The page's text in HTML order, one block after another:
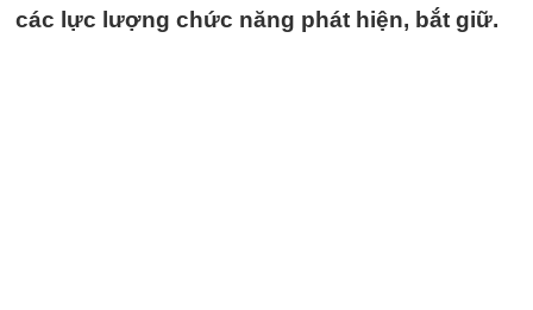
các lực lượng chức năng phát hiện, bắt giữ.